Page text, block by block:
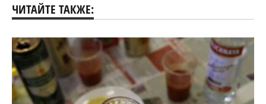
ЧИТАЙТЕ ТАКЖЕ: